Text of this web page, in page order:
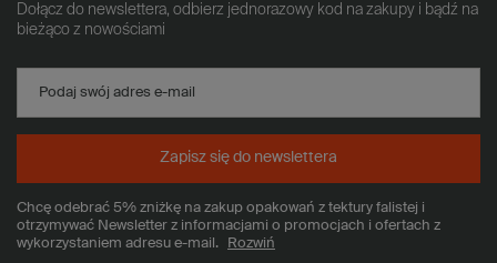
Dołącz do newslettera, odbierz jednorazowy kod na zakupy i bądź na
bieżąco z nowościami
Podaj swój adres e-mail
Chcę odebrać 5% zniżkę na zakup opakowań z tektury falistej i
otrzymywać Newsletter z informacjami o promocjach i ofertach z
wykorzystaniem adresu e-mail.
Rozwiń
Zapisz się do newslettera